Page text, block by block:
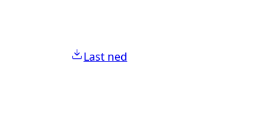
Last ned